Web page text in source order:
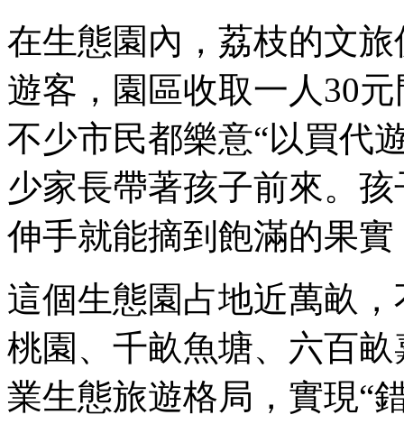
在生態園內，荔枝的文
遊客，園區收取一人30
不少市民都樂意“以買代
少家長帶著孩子前來。
伸手就能摘到飽滿的果
這個生態園占地近萬畝
桃園、千畝魚塘、六百
業生態旅遊格局，實現“